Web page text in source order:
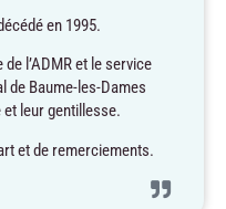
en 1995.
l’ADMR et le service
de Baume-les-Dames
leur gentillesse.
et de remerciements.